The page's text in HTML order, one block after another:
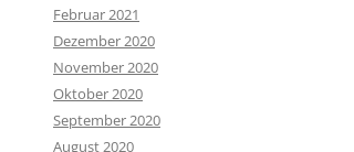
Februar 2021
Dezember 2020
November 2020
Oktober 2020
September 2020
August 2020